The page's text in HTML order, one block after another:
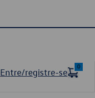
Entre/registre-se
0